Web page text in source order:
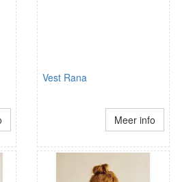
Vest Rana
Meer info